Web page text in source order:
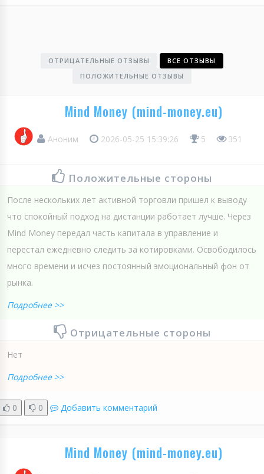
ОТРИЦАТЕЛЬНЫЕ ОТЗЫВЫ
ВСЕ ОТЗЫВЫ
ПОЛОЖИТЕЛЬНЫЕ ОТЗЫВЫ
Mind Money (mind-money.eu)
Аноним 2026-05-25 15:39:26 5 351
Положительные стороны
После нескольких лет активной торговли пришел к выводу
что спокойный подход на дистанции работает лучше. Через
Mind Money передал часть капитала в управление и
перестал ежедневно следить за котировками. Освободилось
много времени и исчез постоянный эмоциональный фон от
рынка.
Подробнее >>
Отрицательные стороны
Нет
Подробнее >>
0 0 Добавить комментарий
Mind Money (mind-money.eu)